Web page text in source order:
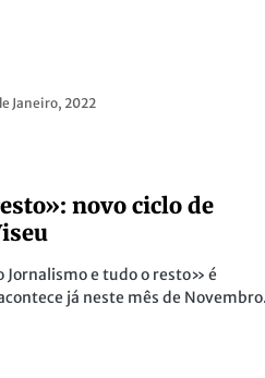
Janeiro, 2022
novo ciclo de
e tudo o resto» é
já neste mês de Novembro.